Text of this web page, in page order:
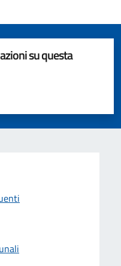
su questa
5